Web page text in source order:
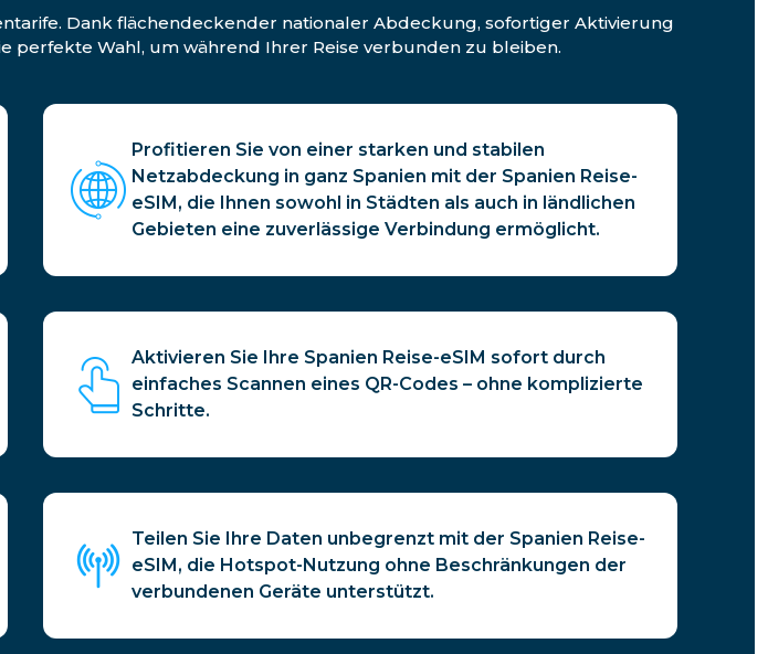
Dank flächendeckender nationaler Abdeckung, sofortiger Aktivierung
perfekte Wahl, um während Ihrer Reise verbunden zu bleiben.
Profitieren Sie von einer starken und stabilen
Netzabdeckung in ganz Spanien mit der Spanien Reise-
eSIM, die Ihnen sowohl in Städten als auch in ländlichen
Gebieten eine zuverlässige Verbindung ermöglicht.
Aktivieren Sie Ihre Spanien Reise-eSIM sofort durch
einfaches Scannen eines QR-Codes – ohne komplizierte
Schritte.
Teilen Sie Ihre Daten unbegrenzt mit der Spanien Reise-
eSIM, die Hotspot-Nutzung ohne Beschränkungen der
verbundenen Geräte unterstützt.